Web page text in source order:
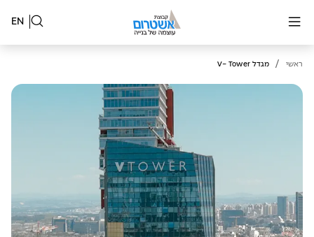
EN
ראשי / מגדל V- Tower